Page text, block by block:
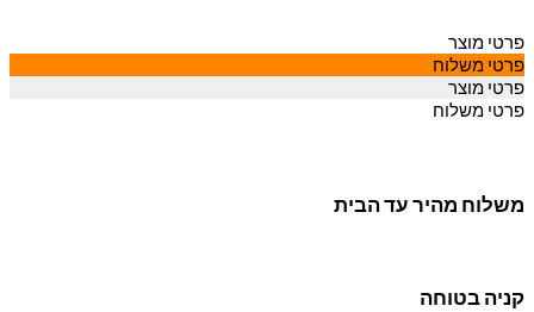
פרטי מוצר
פרטי משלוח
פרטי מוצר
פרטי משלוח
משלוח מהיר עד הבית
קניה בטוחה